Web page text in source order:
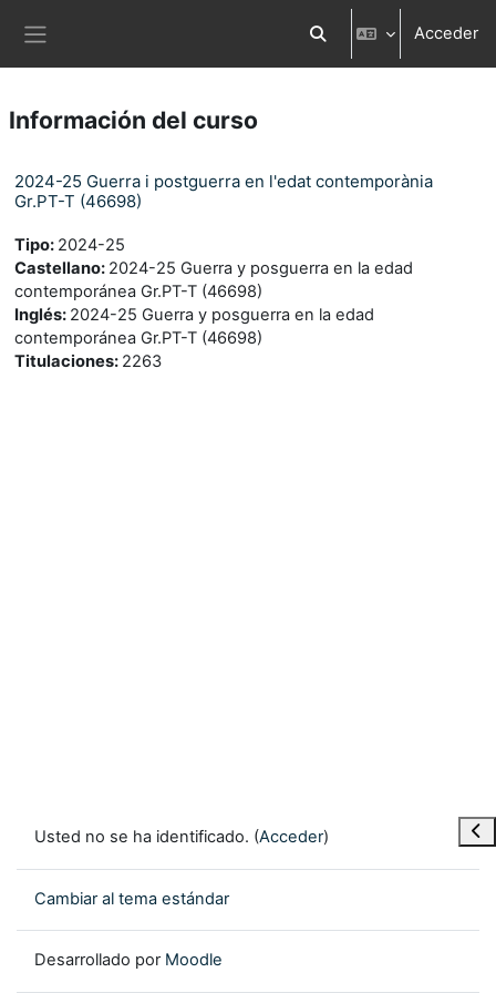
Selector de búsqueda
Acceder
Información del curso
2024-25 Guerra i postguerra en l'edat contemporània
Gr.PT-T (46698)
Tipo: 2024-25
Castellano: 2024-25 Guerra y posguerra en la edad
contemporánea Gr.PT-T (46698)
Inglés: 2024-25 Guerra y posguerra en la edad
contemporánea Gr.PT-T (46698)
Titulaciones: 2263
Usted no se ha identificado. (Acceder)
Cambiar al tema estándar
Desarrollado por Moodle